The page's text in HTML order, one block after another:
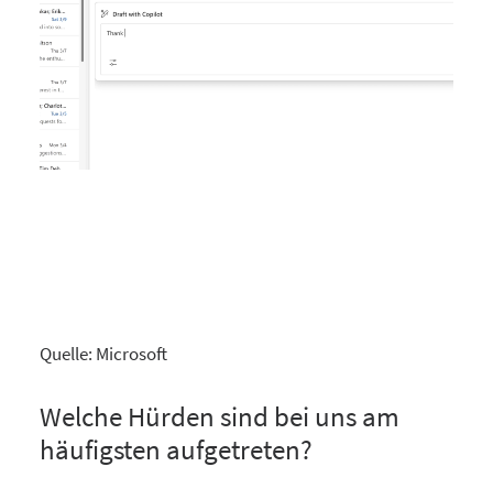
Quelle: Microsoft
Welche Hürden sind bei uns am
häufigsten aufgetreten?